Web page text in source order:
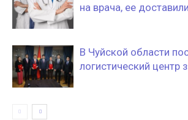
на врача, ее
В Чуйской области
логистический центр